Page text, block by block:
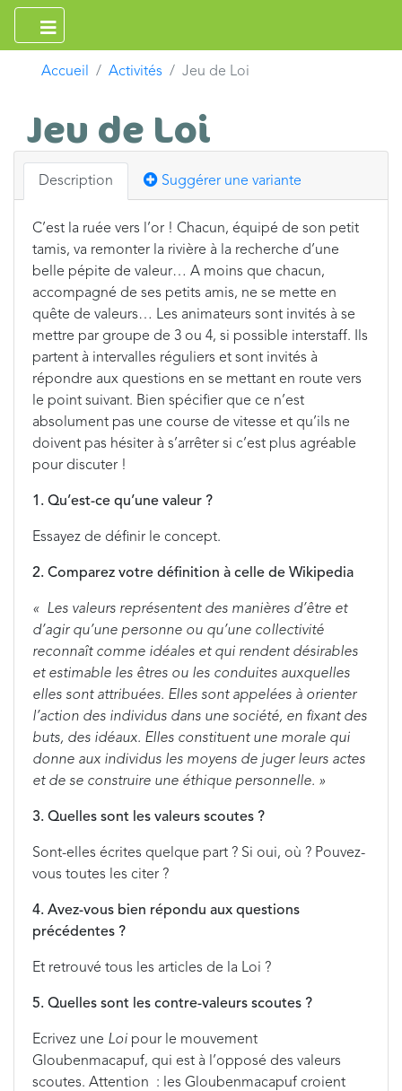
Accueil Activités Jeu de Loi
Jeu de Loi
Description Suggérer une variante
C’est la ruée vers l’or ! Chacun, équipé de son petit
tamis, va remonter la rivière à la recherche d’une
belle pépite de valeur… A moins que chacun,
accompagné de ses petits amis, ne se mette en
quête de valeurs… Les animateurs sont invités à se
mettre par groupe de 3 ou 4, si possible interstaff. Ils
partent à intervalles réguliers et sont invités à
répondre aux questions en se mettant en route vers
le point suivant. Bien spécifier que ce n’est
absolument pas une course de vitesse et qu’ils ne
doivent pas hésiter à s’arrêter si c’est plus agréable
pour discuter !
1. Qu’est-ce qu’une valeur ?
Essayez de définir le concept.
2. Comparez votre définition à celle de Wikipedia
« Les valeurs représentent des manières d’être et
d’agir qu’une personne ou qu’une collectivité
reconnaît comme idéales et qui rendent désirables
et estimable les êtres ou les conduites auxquelles
elles sont attribuées. Elles sont appelées à orienter
l’action des individus dans une société, en fixant des
buts, des idéaux. Elles constituent une morale qui
donne aux individus les moyens de juger leurs actes
et de se construire une éthique personnelle. »
3. Quelles sont les valeurs scoutes ?
Sont-elles écrites quelque part ? Si oui, où ? Pouvez-
vous toutes les citer ?
4. Avez-vous bien répondu aux questions
précédentes ?
Et retrouvé tous les articles de la Loi ?
5. Quelles sont les contre-valeurs scoutes ?
Ecrivez une Loi pour le mouvement
Gloubenmacapuf, qui est à l’opposé des valeurs
scoutes. Attention : les Gloubenmacapuf croient